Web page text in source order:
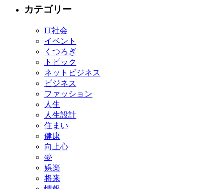
カテゴリー
IT社会
イベント
くつろぎ
トピック
ネットビジネス
ビジネス
ファッション
人生
人生設計
住まい
健康
向上心
夢
娯楽
将来